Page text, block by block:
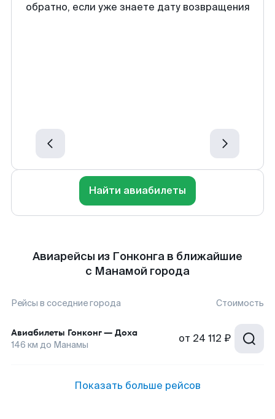
обратно, если уже знаете дату возвращения
Найти авиабилеты
Авиарейсы из Гонконга в ближайшие
с Манамой города
Рейсы в соседние города Стоимость
Авиабилеты Гонконг— Доха
146 км до Манамы от 24 112 ₽
Показать больше рейсов